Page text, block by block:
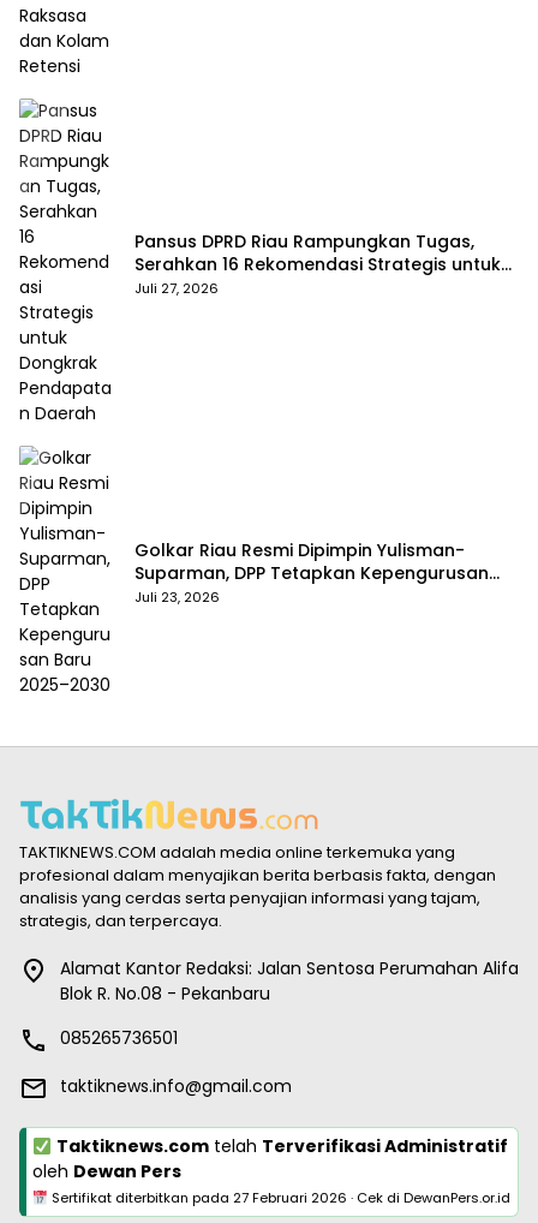
Pansus DPRD Riau Rampungkan Tugas,
Serahkan 16 Rekomendasi Strategis untuk
Dongkrak Pendapatan Daerah
Juli 27, 2026
Golkar Riau Resmi Dipimpin Yulisman-
Suparman, DPP Tetapkan Kepengurusan
Baru 2025–2030
Juli 23, 2026
TAKTIKNEWS.COM adalah media online terkemuka yang
profesional dalam menyajikan berita berbasis fakta, dengan
analisis yang cerdas serta penyajian informasi yang tajam,
strategis, dan terpercaya.
Alamat Kantor Redaksi: Jalan Sentosa Perumahan Alifa
Blok R. No.08 - Pekanbaru
085265736501
taktiknews.info@gmail.com
Taktiknews.comtelah Terverifikasi Administratif
oleh Dewan Pers
Sertifikat diterbitkan pada 27 Februari 2026 · Cek di DewanPers.or.id